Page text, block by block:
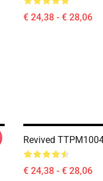
€ 24,38 - € 28,06
Revived
€ 24,38 - € 28,06